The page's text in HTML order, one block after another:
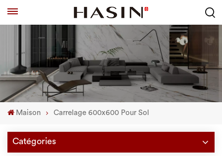
Maison Carrelage 600x600 Pour Sol
Catégories